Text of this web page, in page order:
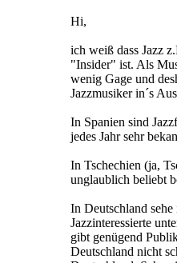
Hi,
ich weiß dass Jazz
"Insider" ist. Als
wenig Gage und
Jazzmusiker in´s
In Spanien sind
jedes Jahr sehr
In Tschechien (ja,
unglaublich beliebt
In Deutschland
Jazzinteressierte
gibt genügend
Deutschland nicht